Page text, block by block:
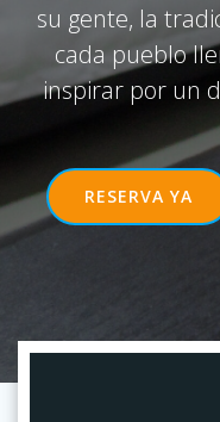
su gente, la
cada pueblo
inspirar por un
RESERVA YA